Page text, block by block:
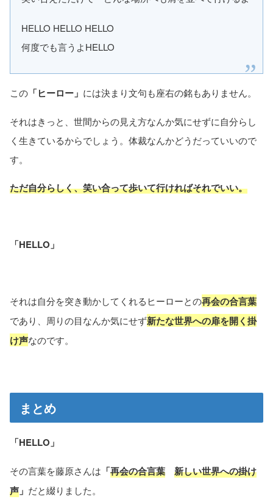
HELLO HELLO HELLO
何度でも言うよHELLO
この 「ヒーロー」 には決まり文句も座右の銘もありません。
それはきっと、世間からの見え方なんか気にせずに自分らし
く生きているからでしょう。体裁なんかどうだっていいので
す。
ただ自分らしく、笑い合って歩いて行ければそれでいい。
「HELLO」
それは自分を突き動かしてくれるヒーローとの再会の合言葉
であり、周りの目なんか気にせず新たな世界への扉を開く掛
け声なのです。
まとめ
「HELLO」
その言葉を藤原さんは 「再会の合言葉
新しい世界への掛け
声 」 だと綴りました。